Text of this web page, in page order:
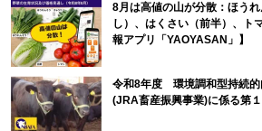
8月は高値の山が分散：ほう
し）、はくさい（前半）、ト
報アプリ「YAOYASAN」】
令和8年度 環境調和型持続的
(JRA畜産振興事業)に係る第